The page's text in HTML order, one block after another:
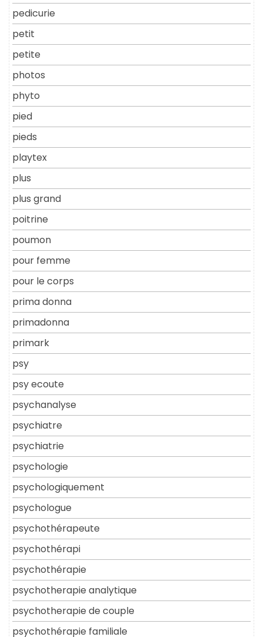
pedicurie
petit
petite
photos
phyto
pied
pieds
playtex
plus
plus grand
poitrine
poumon
pour femme
pour le corps
prima donna
primadonna
primark
psy
psy ecoute
psychanalyse
psychiatre
psychiatrie
psychologie
psychologiquement
psychologue
psychothérapeute
psychothérapi
psychothérapie
psychotherapie analytique
psychotherapie de couple
psychothérapie familiale